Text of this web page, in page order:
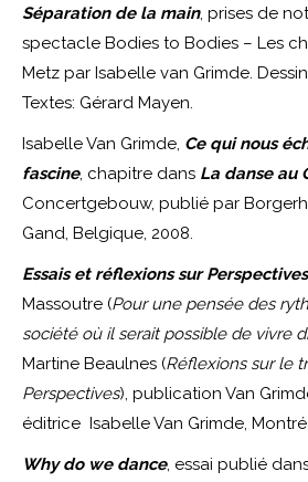
Séparation de la main, prises de
spectacle Bodies to Bodies – Les
Metz par Isabelle van Grimde.
Textes: Gérard Mayen.
Isabelle Van Grimde, Ce qui nous
fascine, chapitre dans La danse au
Concertgebouw, publié par
Gand, Belgique, 2008.
Essais et réflexions sur
Massoutre (Pour une pensée des
société où il serait possible de vivre
Martine Beaulnes (Réflexions sur le
Perspectives), publication Van
éditrice Isabelle Van Grimde,
Why do we dance, essai publié